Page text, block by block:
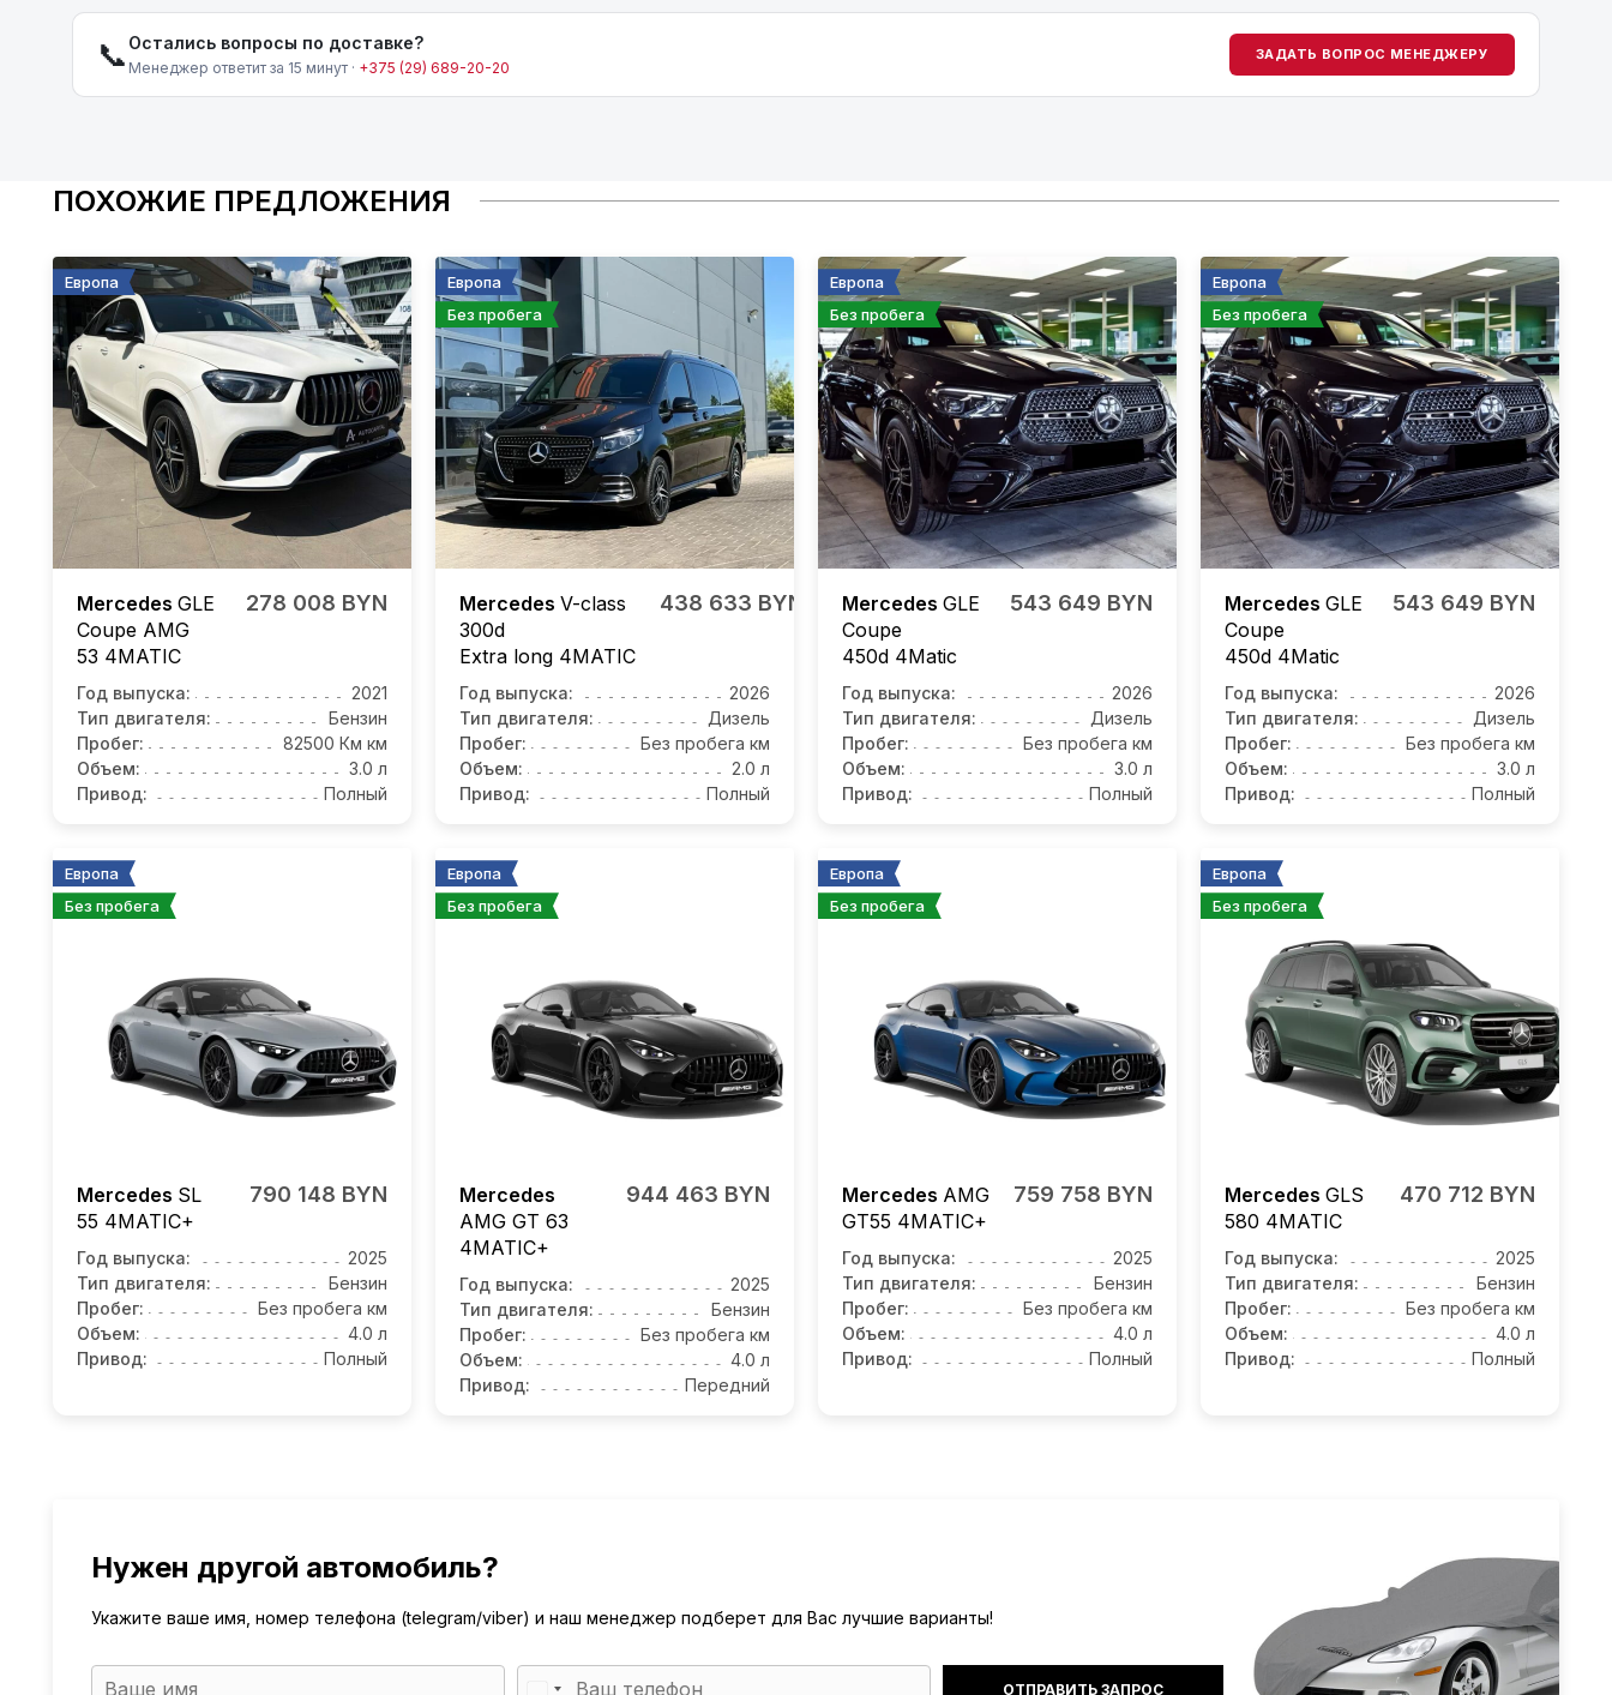
📞 Остались вопросы по доставке?
Менеджер ответит за 15 минут · +375 (29) 689-20-20
ЗАДАТЬ ВОПРОС МЕНЕДЖЕРУ
ПОХОЖИЕ ПРЕДЛОЖЕНИЯ
Европа
Mercedes GLE
Coupe AMG
53 4MATIC
278 008 BYN
Год выпуска:
2021
Тип двигателя:
Бензин
Пробег:
82500 Км км
Объем:
3.0 л
Привод:
Полный
Европа
Без пробега
Mercedes V-class
300d
Еxtra long 4MATIС
438 633 BYN
Год выпуска:
2026
Тип двигателя:
Дизель
Пробег:
Без пробега км
Объем:
2.0 л
Привод:
Полный
Европа
Без пробега
Mercedes GLE
Coupe
450d 4Matic
543 649 BYN
Год выпуска:
2026
Тип двигателя:
Дизель
Пробег:
Без пробега км
Объем:
3.0 л
Привод:
Полный
Европа
Без пробега
Mercedes GLE
Coupe
450d 4Matic
543 649 BYN
Год выпуска:
2026
Тип двигателя:
Дизель
Пробег:
Без пробега км
Объем:
3.0 л
Привод:
Полный
Европа
Без пробега
Mercedes SL
55 4MATIC+
790 148 BYN
Год выпуска:
2025
Тип двигателя:
Бензин
Пробег:
Без пробега км
Объем:
4.0 л
Привод:
Полный
Европа
Без пробега
Mercedes
AMG GT 63
4MATIC+
944 463 BYN
Год выпуска:
2025
Тип двигателя:
Бензин
Пробег:
Без пробега км
Объем:
4.0 л
Привод:
Передний
Европа
Без пробега
Mercedes AMG
GT55 4MATIC+
759 758 BYN
Год выпуска:
2025
Тип двигателя:
Бензин
Пробег:
Без пробега км
Объем:
4.0 л
Привод:
Полный
Европа
Без пробега
Mercedes GLS
580 4MATIC
470 712 BYN
Год выпуска:
2025
Тип двигателя:
Бензин
Пробег:
Без пробега км
Объем:
4.0 л
Привод:
Полный
Нужен другой автомобиль?
Укажите ваше имя, номер телефона (telegram/viber) и наш менеджер подберет для Вас лучшие варианты!